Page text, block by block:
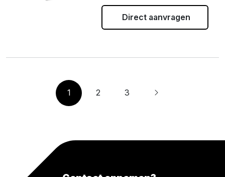
Direct aanvragen
1 2 3